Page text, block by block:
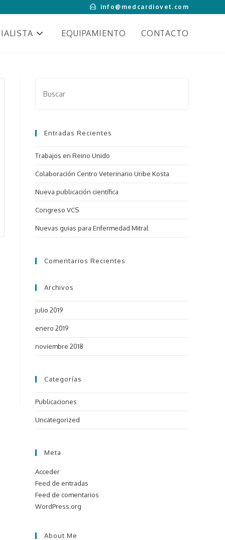
info@medcardiovet.com
EQUIPAMIENTO CONTACTO
Entradas Recientes
Trabajos en Reino Unido
Colaboración Centro Veterinario Uribe Kosta
Nueva publicación científica
Congreso VCS
Nuevas guias para Enfermedad Mitral
Comentarios Recientes
Archivos
julio 2019
enero 2019
noviembre 2018
Categorías
Publicaciones
Uncategorized
Meta
Acceder
Feed de entradas
Feed de comentarios
WordPress.org
About Me